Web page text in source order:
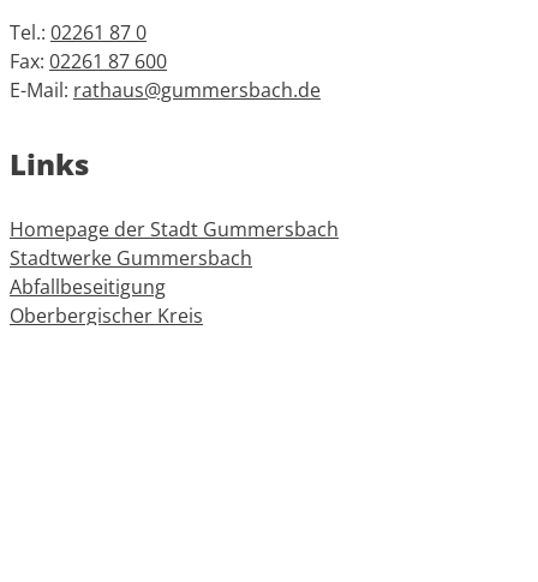
Tel.: 02261 87 0
Fax: 02261 87 600
E-Mail: rathaus@gummersbach.de
Links
Homepage der Stadt Gummersbach
Stadtwerke Gummersbach
Abfallbeseitigung
Oberbergischer Kreis